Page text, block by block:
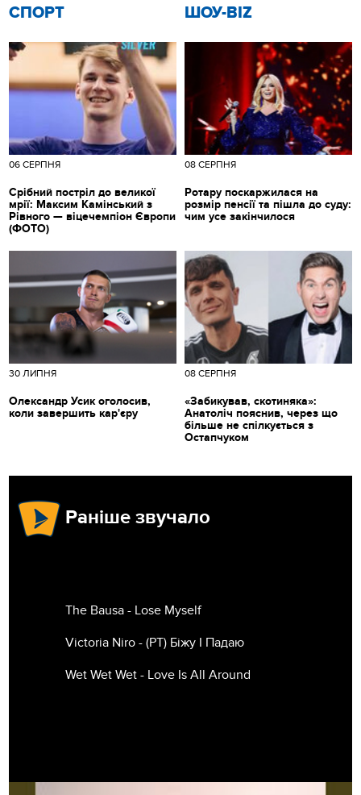
СПОРТ
06 СЕРПНЯ
Срібний постріл до великої
мрії: Максим Камінський з
Рівного — віцечемпіон Європи
(ФОТО)
ШОУ-BIZ
08 СЕРПНЯ
Ротару поскаржилася на
розмір пенсії та пішла до суду:
чим усе закінчилося
30 ЛИПНЯ
Олександр Усик оголосив,
коли завершить кар'єру
08 СЕРПНЯ
«Забикував, скотиняка»:
Анатоліч пояснив, через що
більше не спілкується з
Остапчуком
Раніше звучало
The Bausa - Lose Myself
Victoria Niro - (РТ) Біжу І Падаю
Wet Wet Wet - Love Is All Around